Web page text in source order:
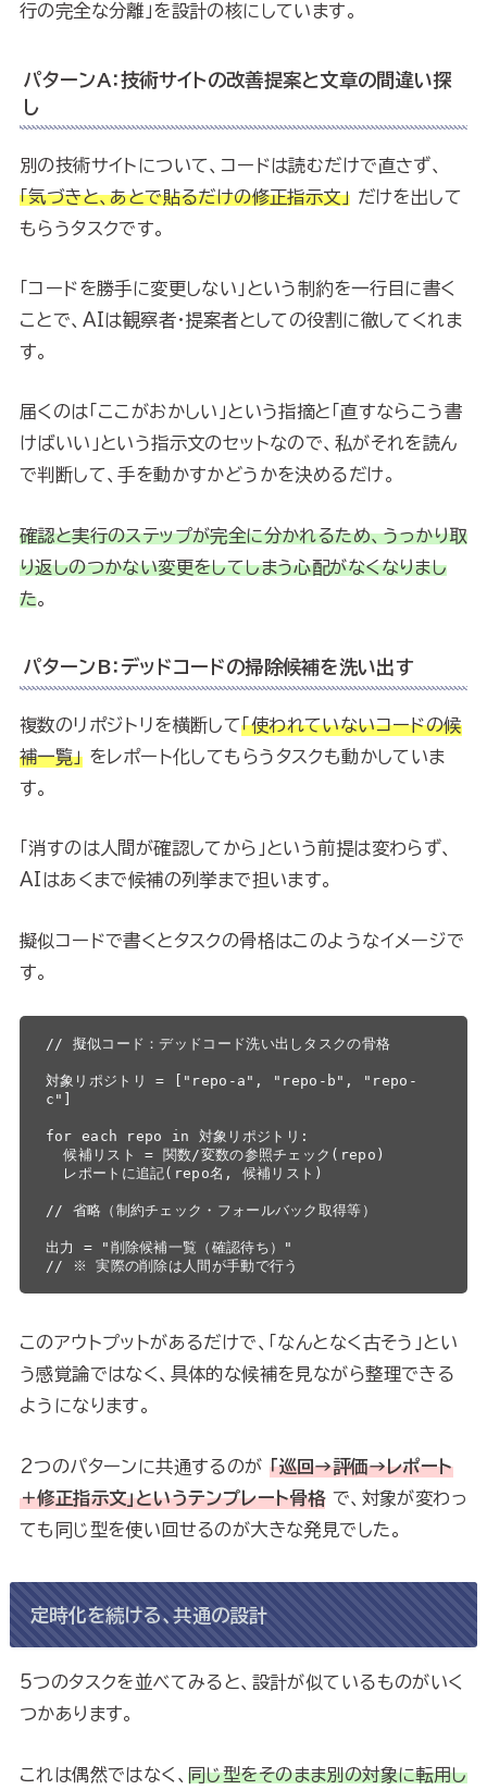
行の完全な分離」を設計の核にしています。
パターンA：技術サイトの改善提案と文章の間違い探
し
別の技術サイトについて、コードは読むだけで直さず、
「気づきと、あとで貼るだけの修正指示文」 だけを出して
もらうタスクです。
「コードを勝手に変更しない」という制約を一行目に書く
ことで、AIは観察者・提案者としての役割に徹してくれま
す。
届くのは「ここがおかしい」という指摘と「直すならこう書
けばいい」という指示文のセットなので、私がそれを読ん
で判断して、手を動かすかどうかを決めるだけ。
確認と実行のステップが完全に分かれるため、うっかり取
り返しのつかない変更をしてしまう心配がなくなりまし
た。
パターンB：デッドコードの掃除候補を洗い出す
複数のリポジトリを横断して「使われていないコードの候
補一覧」をレポート化してもらうタスクも動かしていま
す。
「消すのは人間が確認してから」という前提は変わらず、
AIはあくまで候補の列挙まで担います。
擬似コードで書くとタスクの骨格はこのようなイメージで
す。
// 擬似コード：デッドコード洗い出しタスクの骨格
対象リポジトリ = ["repo-a", "repo-b", "repo-
c"]
for each repo in 対象リポジトリ:
  候補リスト = 関数/変数の参照チェック(repo)
// 省略（制約チェック・フォールバック取得等）
出力 = "削除候補一覧（確認待ち）"
// ※ 実際の削除は人間が手動で行う
このアウトプットがあるだけで、「なんとなく古そう」とい
う感覚論ではなく、具体的な候補を見ながら整理できる
ようになります。
2つのパターンに共通するのが「巡回→評価→レポート
＋修正指示文」というテンプレート骨格で、対象が変わっ
ても同じ型を使い回せるのが大きな発見でした。
定時化を続ける、共通の設計
5つのタスクを並べてみると、設計が似ているものがいく
つかあります。
これは偶然ではなく、同じ型をそのまま別の対象に転用し